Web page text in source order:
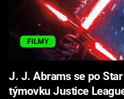
Přihlášení
Sledujte nás
FILMY
J. J. Abrams se po
týmovku Justice